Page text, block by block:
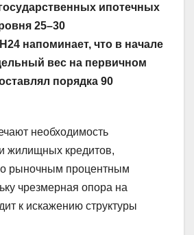
ипотечных
25–30
напоминает, что в начале
вес на первичном
порядка 90
необходимость
жилищных кредитов,
рыночным процентным
чрезмерная опора на
к искажению структуры